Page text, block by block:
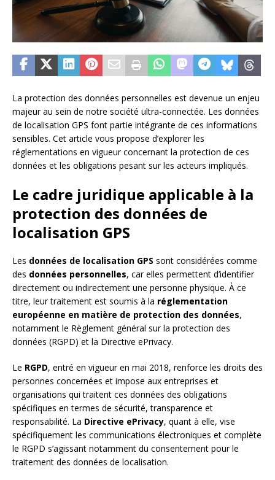
La protection des données personnelles est devenue un enjeu
majeur au sein de notre société ultra-connectée. Les données
de localisation GPS font partie intégrante de ces informations
sensibles. Cet article vous propose d’explorer les
réglementations en vigueur concernant la protection de ces
données et les obligations pesant sur les acteurs impliqués.
Le cadre juridique applicable à la
protection des données de
localisation GPS
Les données de localisation GPS sont considérées comme
des données personnelles, car elles permettent d’identifier
directement ou indirectement une personne physique. À ce
titre, leur traitement est soumis à la réglementation
européenne en matière de protection des données,
notamment le Règlement général sur la protection des
données (RGPD) et la Directive ePrivacy.
Le RGPD, entré en vigueur en mai 2018, renforce les droits des
personnes concernées et impose aux entreprises et
organisations qui traitent ces données des obligations
spécifiques en termes de sécurité, transparence et
responsabilité. La Directive ePrivacy, quant à elle, vise
spécifiquement les communications électroniques et complète
le RGPD s’agissant notamment du consentement pour le
traitement des données de localisation.